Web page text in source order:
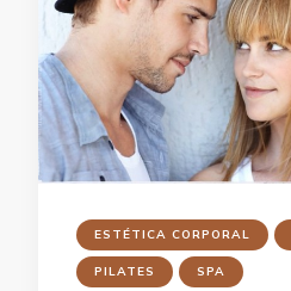
ESTÉTICA CORPORAL
PILATES SPA